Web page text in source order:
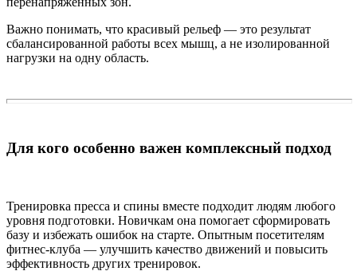
Важно понимать, что красивый рельеф — это результат
сбалансированной работы всех мышц, а не изолированной
нагрузки на одну область.
Для кого особенно важен комплексный подход
Тренировка пресса и спины вместе подходит людям любого
уровня подготовки. Новичкам она помогает сформировать
базу и избежать ошибок на старте. Опытным посетителям
фитнес-клуба — улучшить качество движений и повысить
эффективность других тренировок.